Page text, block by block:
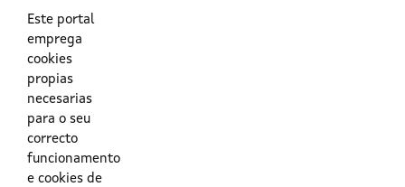
O teu DNI ou o teu NIE.
Este portal
emprega
cookies
propias
necesarias
para o seu
correcto
funcionamento
e cookies de